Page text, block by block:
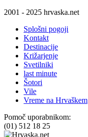
2001 - 2025 hrvaska.net
Splošni pogoji
Kontakt
Destinacije
Križarjenje
Svetilniki
last minute
Šotori
Vile
Vreme na Hrvaškem
Pomoč uporabnikom:
(01) 512 18 25